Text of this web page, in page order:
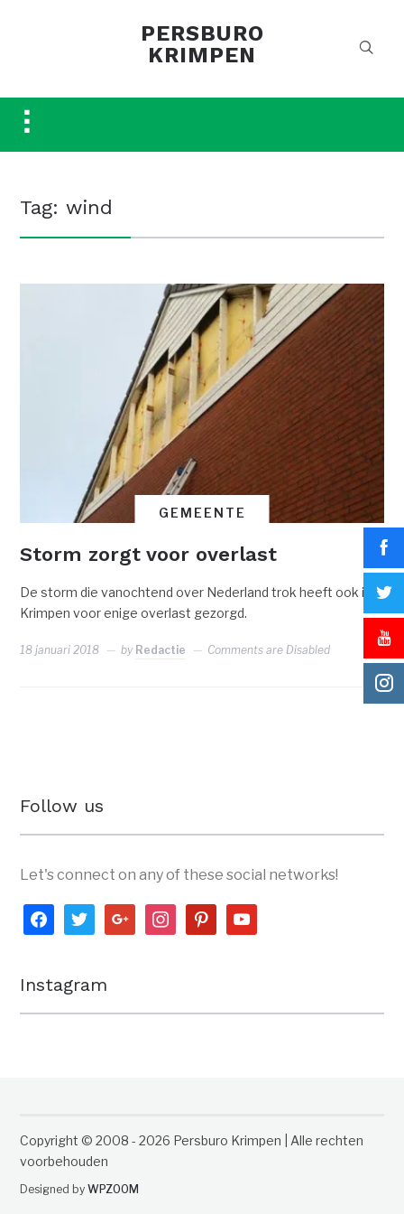
PERSBURO
KRIMPEN
Toggle
sidebar
Tag:wind
GEMEENTE
Storm zorgt voor overlast
De storm die vanochtend over Nederland trok heeft ook in
Krimpen voor enige overlast gezorgd.
18 januari 2018 by Redactie Comments are Disabled
Follow us
Let's connect on any of these social networks!
facebooktwittergoogleinstagrampinterestyoutube
Instagram
Copyright © 2008 - 2026 Persburo Krimpen | Alle rechten
voorbehouden
Designed byWPZOOM